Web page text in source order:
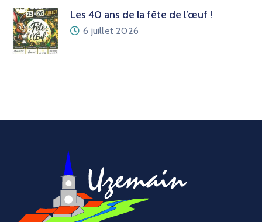
Les 40 ans de la fête de l’œuf !
6 juillet 2026